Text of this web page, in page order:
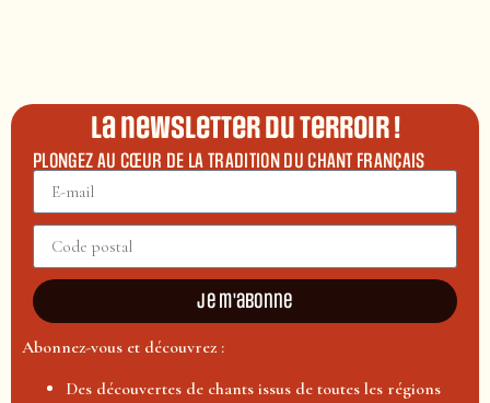
La newsletter du terroir !
PLONGEZ AU CŒUR DE LA TRADITION DU CHANT FRANÇAIS
Je m'abonne
Abonnez-vous et découvrez :
Des découvertes de chants issus de toutes les régions